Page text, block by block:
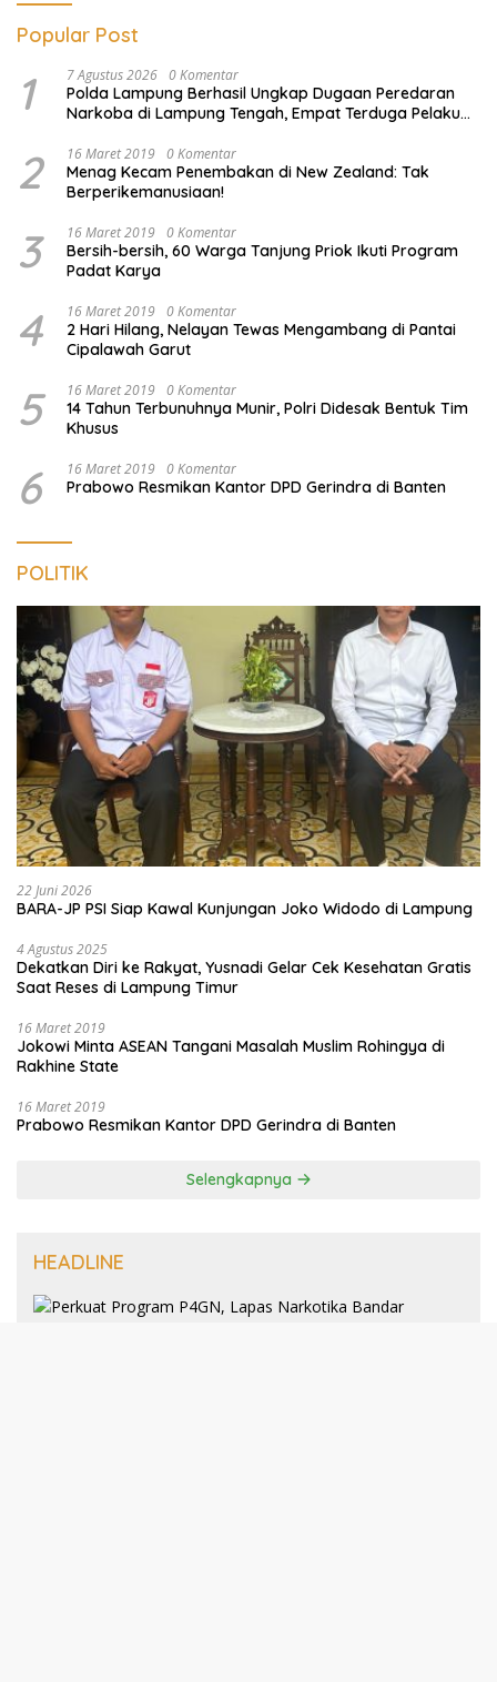
Popular Post
1 7 Agustus 2026 0 Komentar
Polda Lampung Berhasil Ungkap Dugaan Peredaran
Narkoba di Lampung Tengah, Empat Terduga Pelaku
2 16 Maret 2019 0 Komentar
Menag Kecam Penembakan di New Zealand: Tak
Berperikemanusiaan!
3 16 Maret 2019 0 Komentar
Bersih-bersih, 60 Warga Tanjung Priok Ikuti Program
Padat Karya
4 16 Maret 2019 0 Komentar
2 Hari Hilang, Nelayan Tewas Mengambang di Pantai
Cipalawah Garut
5 16 Maret 2019 0 Komentar
14 Tahun Terbunuhnya Munir, Polri Didesak Bentuk Tim
Khusus
6 16 Maret 2019 0 Komentar
Prabowo Resmikan Kantor DPD Gerindra di Banten
POLITIK
22 Juni 2026
BARA-JP PSI Siap Kawal Kunjungan Joko Widodo di Lampung
4 Agustus 2025
Dekatkan Diri ke Rakyat, Yusnadi Gelar Cek Kesehatan Gratis
Saat Reses di Lampung Timur
16 Maret 2019
Jokowi Minta ASEAN Tangani Masalah Muslim Rohingya di
Rakhine State
16 Maret 2019
Prabowo Resmikan Kantor DPD Gerindra di Banten
Selengkapnya
HEADLINE